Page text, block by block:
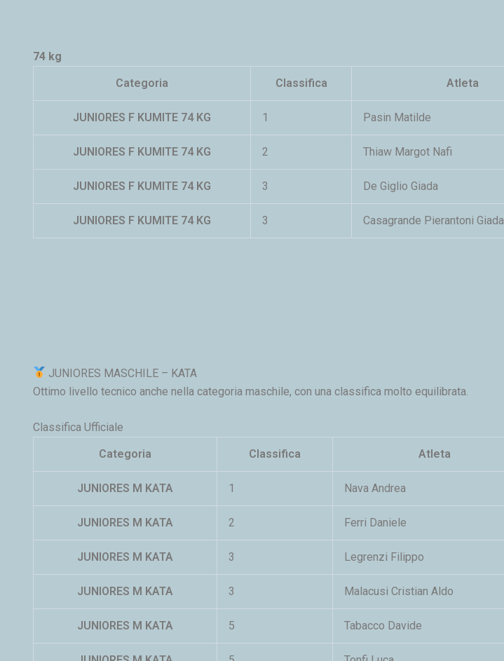
74 kg
Categoria
Classifica Atleta
JUNIORES F KUMITE 74 KG 1 Pasin Matilde
JUNIORES F KUMITE 74 KG 2 Thiaw Margot Nafi
JUNIORES F KUMITE 74 KG 3 De Giglio Giada
JUNIORES F KUMITE 74 KG 3 Casagrande Pierantoni Giada
JUNIORES MASCHILE – KATA
Ottimo livello tecnico anche nella categoria maschile, con una classifica molto equilibrata.
Classifica Ufficiale
Categoria
Classifica Atleta
JUNIORES M KATA 1 Nava Andrea
JUNIORES M KATA 2 Ferri Daniele
JUNIORES M KATA 3 Legrenzi Filippo
JUNIORES M KATA 3 Malacusi Cristian Aldo
JUNIORES M KATA 5 Tabacco Davide